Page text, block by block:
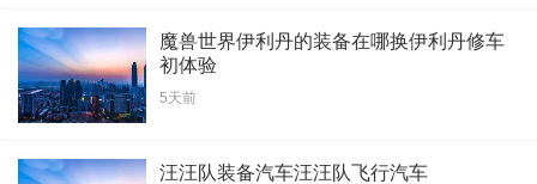
魔兽世界伊利丹的装备在哪换伊利丹修车
初体验
5天前
汪汪队装备汽车汪汪队飞行汽车